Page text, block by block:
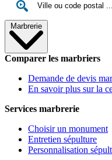
Marbrerie
Comparer les marbriers
Demande de devis
En savoir plus sur la
Services marbrerie
Choisir un monument
Entretien sépulture
Personnalisation